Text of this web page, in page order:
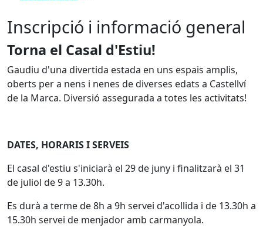
Inscripció i informació general
Torna el Casal d'Estiu!
Gaudiu d'una divertida estada en uns espais amplis,
oberts per a nens i nenes de diverses edats a Castellví
de la Marca. Diversió assegurada a totes les activitats!
DATES, HORARIS I SERVEIS
El casal d'estiu s'iniciarà el 29 de juny i finalitzarà el 31
de juliol de 9 a 13.30h.
Es durà a terme de 8h a 9h servei d'acollida i de 13.30h a
15.30h servei de menjador amb carmanyola.